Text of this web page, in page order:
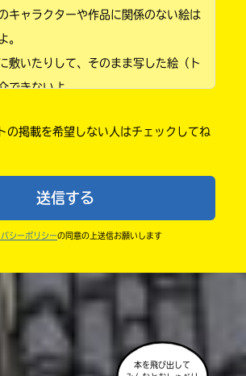
キャラクターや作品に関係のない絵は
。
敷いたりして、そのまま写した絵（ト
できないよ。
ぐには紹介されないので、待ってて
をつけてね。
開催中は、投稿した後の画面にバナー
伝物で紹介させてもらうことがある
、人を傷つけていたり、個人情報をか
、字がまちがっていたりしないか、読
の掲載を希望しない人はチェックしてね
送信する
シーポリシーの同意の上送信お願いします
本を飛び出して
みんなとおしゃべり